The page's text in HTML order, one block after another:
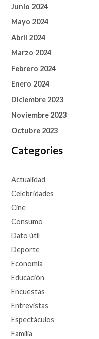
Junio 2024
Mayo 2024
Abril 2024
Marzo 2024
Febrero 2024
Enero 2024
Diciembre 2023
Noviembre 2023
Octubre 2023
Categories
Actualidad
Celebridades
Cine
Consumo
Dato útil
Deporte
Economía
Educación
Encuestas
Entrevistas
Espectáculos
Familia